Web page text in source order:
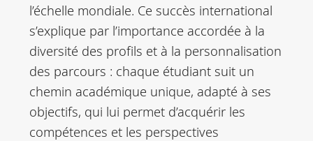
l’échelle mondiale. Ce succès international
s’explique par l’importance accordée à la
diversité des profils et à la personnalisation
des parcours : chaque étudiant suit un
chemin académique unique, adapté à ses
objectifs, qui lui permet d’acquérir les
compétences et les perspectives